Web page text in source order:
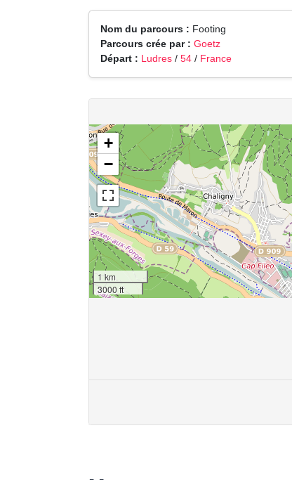
Nom du parcours : Footing
Parcours crée par : Goetz
Départ : Ludres / 54 / France